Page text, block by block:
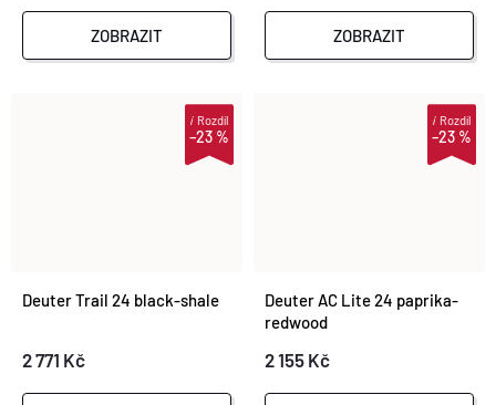
ZOBRAZIT ZOBRAZIT
–23 %
iRozdíl
Deuter Trail 24 black-shale
2 771 Kč
–23 %
iRozdíl
Deuter AC Lite 24 paprika-
redwood
2 155 Kč